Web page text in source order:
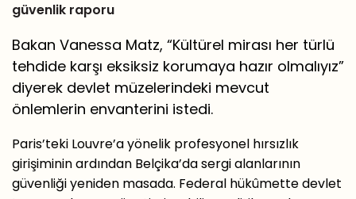
güvenlik raporu
Bakan Vanessa Matz, “Kültürel mirası her türlü
tehdide karşı eksiksiz korumaya hazır olmalıyız”
diyerek devlet müzelerindeki mevcut
önlemlerin envanterini istedi.
Paris’teki Louvre’a yönelik profesyonel hırsızlık
girişiminin ardından Belçika’da sergi alanlarının
güvenliği yeniden masada. Federal hükûmette devlet